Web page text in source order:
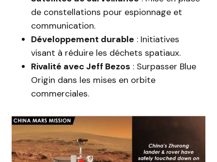
de constellations pour espionnage et
communication.
Développement durable : Initiatives
visant à réduire les déchets spatiaux.
Rivalité avec Jeff Bezos : Surpasser Blue
Origin dans les mises en orbite
commerciales.